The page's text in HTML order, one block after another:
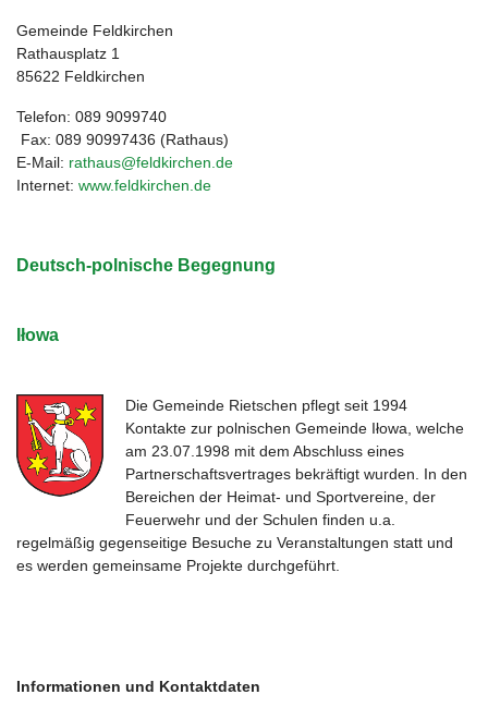
Gemeinde Feldkirchen
Rathausplatz 1
85622 Feldkirchen
Telefon: 089 9099740
Fax: 089 90997436 (Rathaus)
E-Mail: rathaus@feldkirchen.de
Internet: www.feldkirchen.de
Deutsch-polnische Begegnung
Iłowa
Die Gemeinde Rietschen pflegt seit 1994
Kontakte zur polnischen Gemeinde Iłowa, welche
am 23.07.1998 mit dem Abschluss eines
Partnerschaftsvertrages bekräftigt wurden. In den
Bereichen der Heimat- und Sportvereine, der
Feuerwehr und der Schulen finden u.a.
regelmäßig gegenseitige Besuche zu Veranstaltungen statt und
es werden gemeinsame Projekte durchgeführt.
Informationen und Kontaktdaten